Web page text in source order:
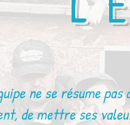
ne se résume
de mettre ses